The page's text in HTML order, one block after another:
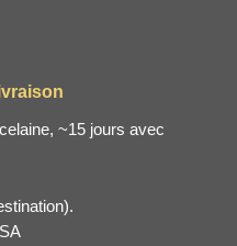
~15 jours avec